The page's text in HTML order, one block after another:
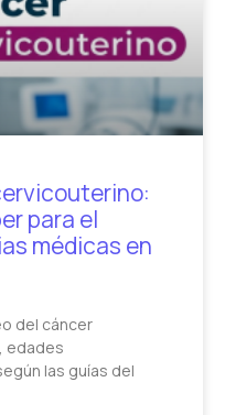
para el
médicas en
del cáncer
edades
las guías del